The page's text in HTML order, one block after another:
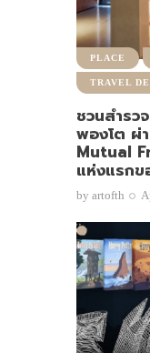
PLACE
TRAVEL
ชวนสำรว
พองโต ผ่
Mutual
แห่งแรกข
by artofth